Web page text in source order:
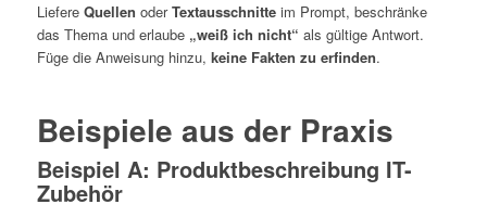
Liefere Quellen oderTextausschnitteim Prompt, beschränke
das Thema und erlaube „weiß ich nicht“ als gültige Antwort.
Füge die Anweisung hinzu, keine Fakten zu erfinden.
Beispiele aus der Praxis
Beispiel A: Produktbeschreibung IT-
Zubehör